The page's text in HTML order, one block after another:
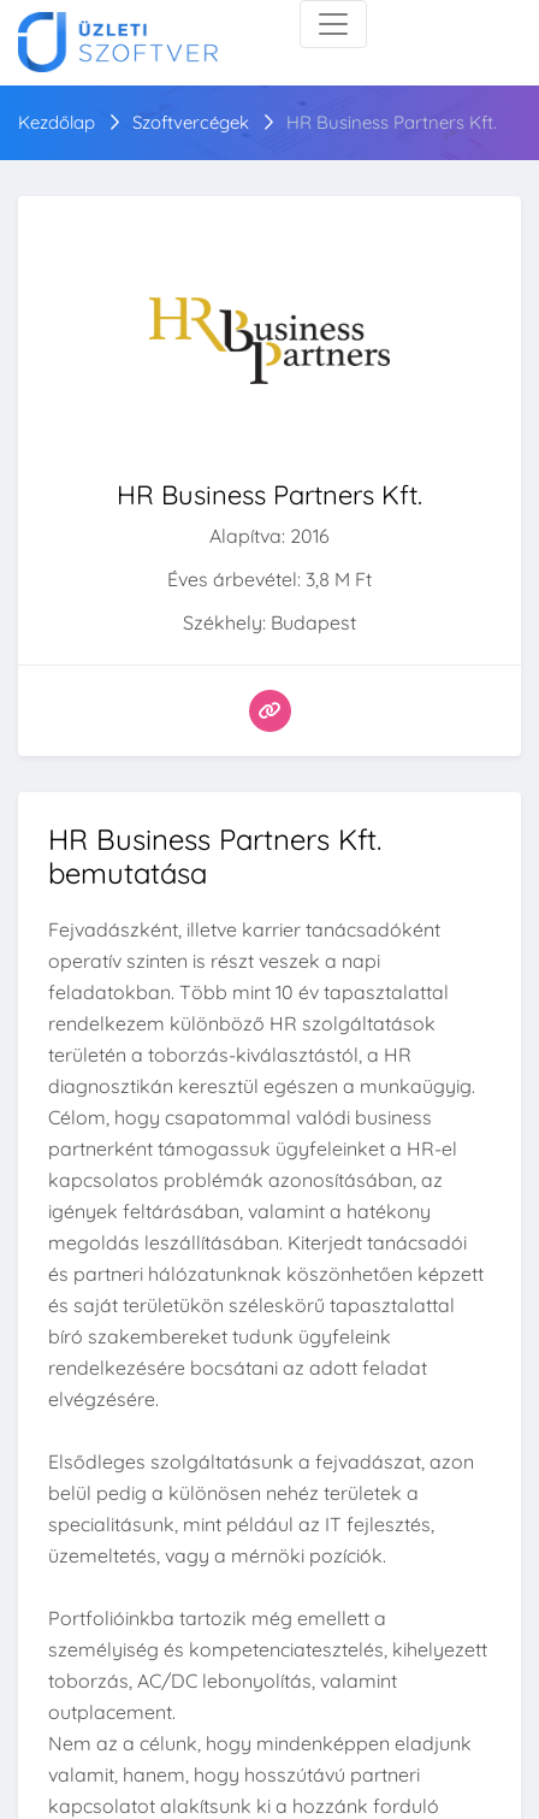
Kezdőlap Szoftvercégek HR Business Partners Kft.
HR Business Partners Kft.
Alapítva: 2016
Éves árbevétel: 3,8 M Ft
Székhely: Budapest
HR Business Partners Kft.
bemutatása
Fejvadászként, illetve karrier tanácsadóként
operatív szinten is részt veszek a napi
feladatokban. Több mint 10 év tapasztalattal
rendelkezem különböző HR szolgáltatások
területén a toborzás-kiválasztástól, a HR
diagnosztikán keresztül egészen a munkaügyig.
Célom, hogy csapatommal valódi business
partnerként támogassuk ügyfeleinket a HR-el
kapcsolatos problémák azonosításában, az
igények feltárásában, valamint a hatékony
megoldás leszállításában. Kiterjedt tanácsadói
és partneri hálózatunknak köszönhetően képzett
és saját területükön széleskörű tapasztalattal
bíró szakembereket tudunk ügyfeleink
rendelkezésére bocsátani az adott feladat
elvégzésére.
Elsődleges szolgáltatásunk a fejvadászat, azon
belül pedig a különösen nehéz területek a
specialitásunk, mint például az IT fejlesztés,
üzemeltetés, vagy a mérnöki pozíciók.
Portfolióinkba tartozik még emellett a
személyiség és kompetenciatesztelés, kihelyezett
toborzás, AC/DC lebonyolítás, valamint
outplacement.
Nem az a célunk, hogy mindenképpen eladjunk
valamit, hanem, hogy hosszútávú partneri
kapcsolatot alakítsunk ki a hozzánk forduló